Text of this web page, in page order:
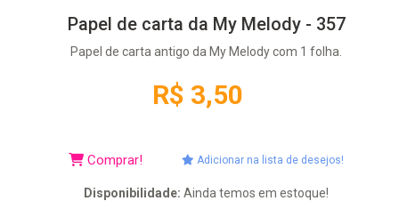
Papel de carta da My Melody - 357
Papel de carta antigo da My Melody com 1 folha.
R$ 3,50
Comprar! Adicionar na lista de desejos!
Disponibilidade: Ainda temos em estoque!